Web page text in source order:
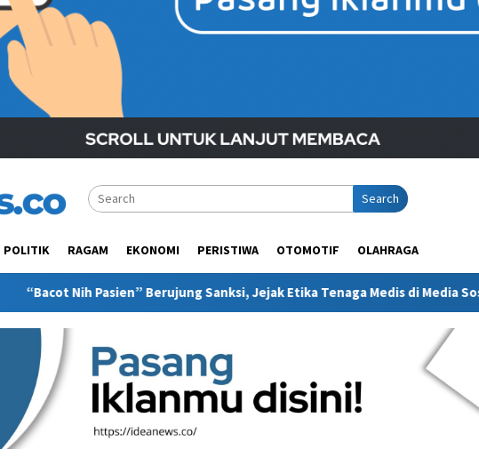
Search
POLITIK RAGAM EKONOMI PERISTIWA OTOMOTIF OLAHRAGA
Sanksi, Jejak Etika Tenaga Medis di Media Sosial Kembali Dipertanyakan